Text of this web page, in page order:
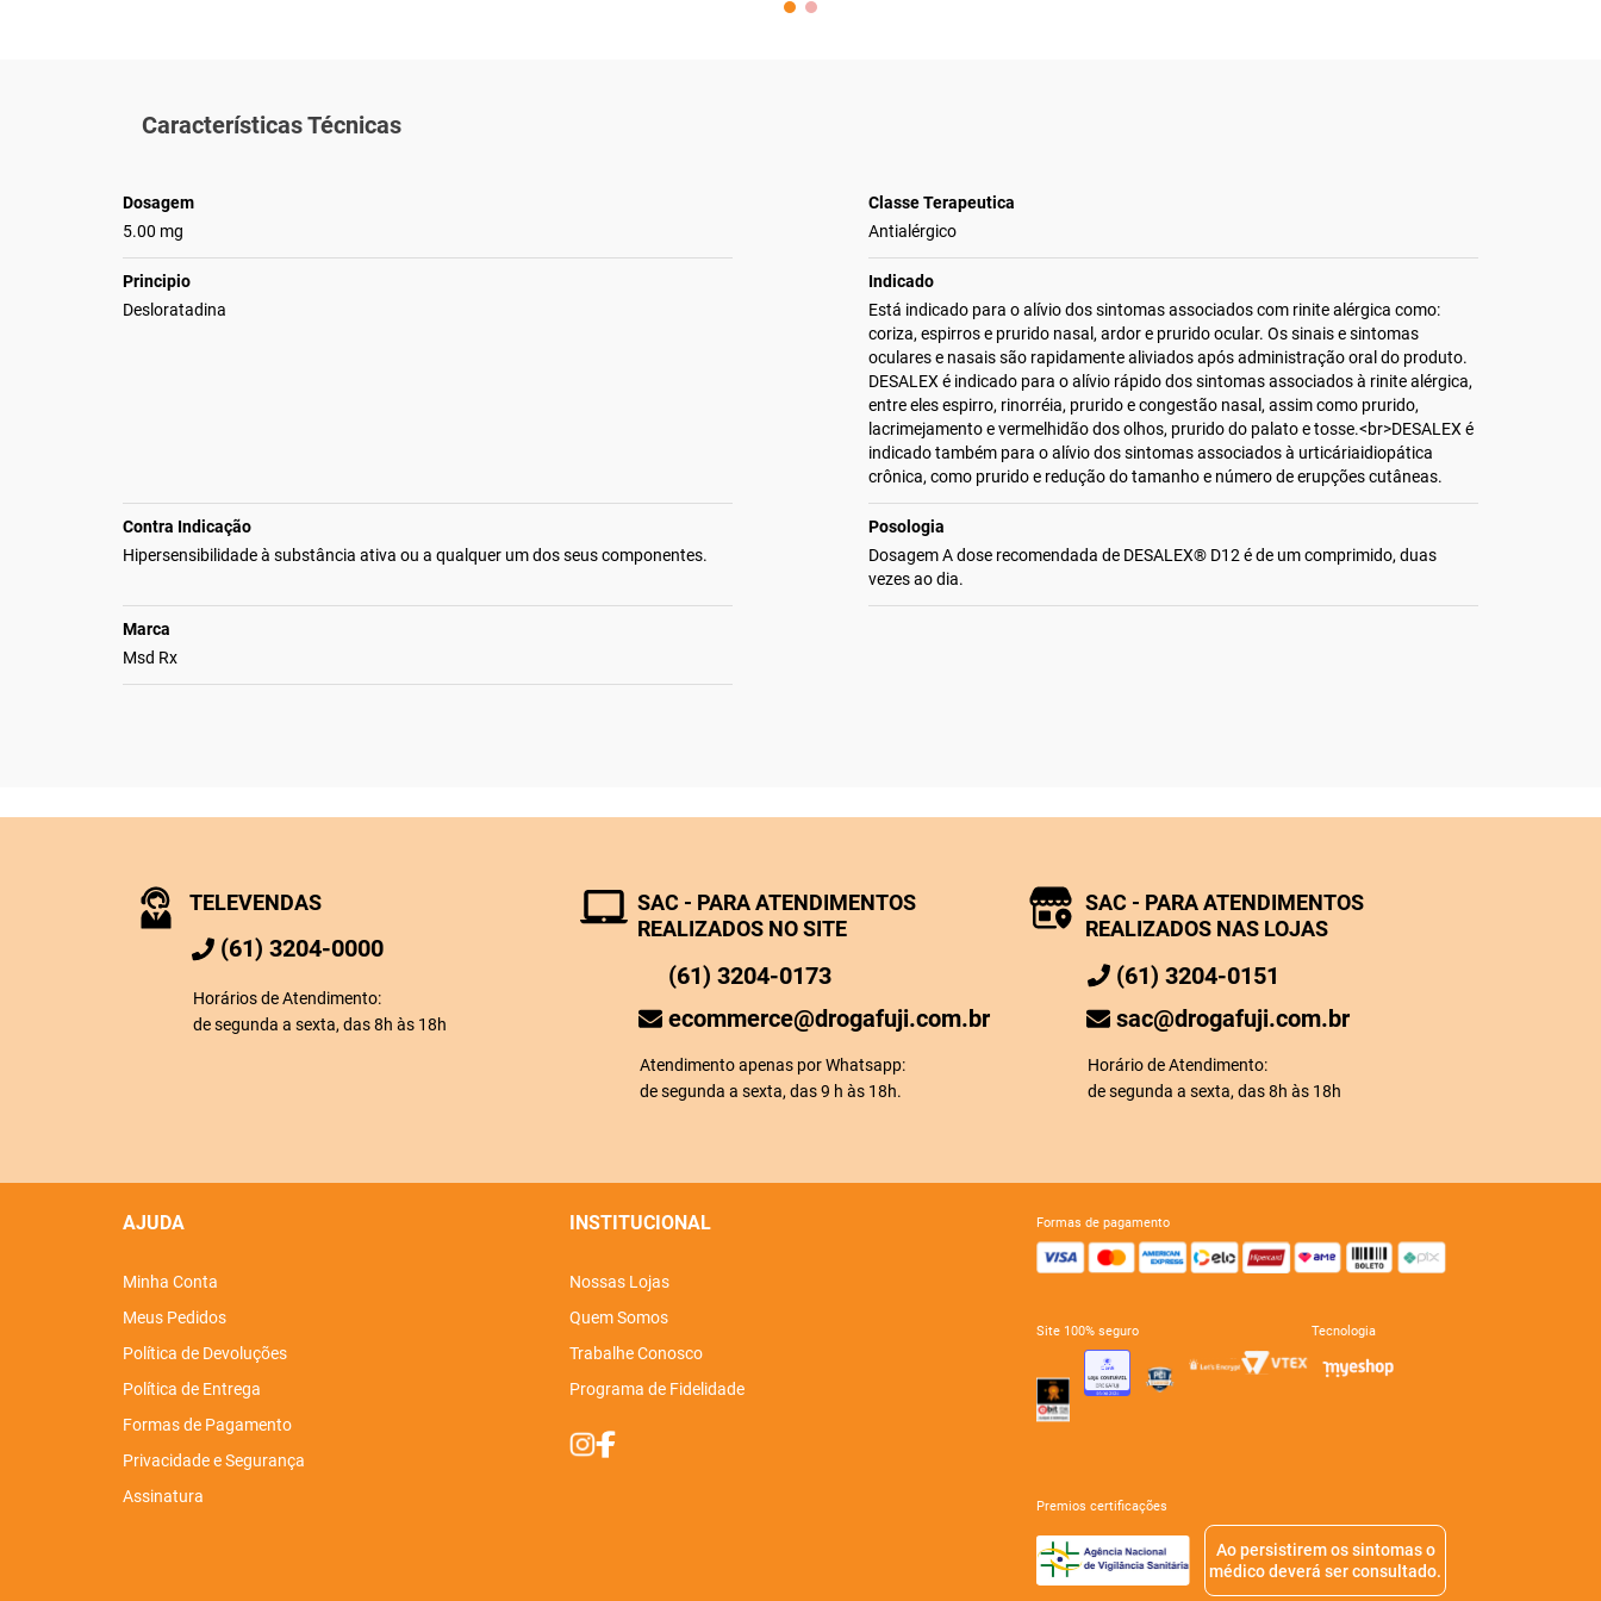
Características Técnicas
Dosagem
5.00 mg
Classe Terapeutica
Antialérgico
Principio
Desloratadina
Indicado
Está indicado para o alívio dos sintomas associados com rinite alérgica como:
coriza, espirros e prurido nasal, ardor e prurido ocular. Os sinais e sintomas
oculares e nasais são rapidamente aliviados após administração oral do produto.
DESALEX é indicado para o alívio rápido dos sintomas associados à rinite alérgica,
entre eles espirro, rinorréia, prurido e congestão nasal, assim como prurido,
lacrimejamento e vermelhidão dos olhos, prurido do palato e tosse.<br>DESALEX é
indicado também para o alívio dos sintomas associados à urticáriaidiopática
crônica, como prurido e redução do tamanho e número de erupções cutâneas.
Contra Indicação
Hipersensibilidade à substância ativa ou a qualquer um dos seus componentes.
Posologia
Dosagem A dose recomendada de DESALEX® D12 é de um comprimido, duas
vezes ao dia.
Marca
Msd Rx
TELEVENDAS
(61) 3204-0000
Horários de Atendimento:
de segunda a sexta, das 8h às 18h
SAC - PARA ATENDIMENTOS
REALIZADOS NO SITE
(61) 3204-0173
ecommerce@drogafuji.com.br
Atendimento apenas por Whatsapp:
de segunda a sexta, das 9 h às 18h.
SAC - PARA ATENDIMENTOS
REALIZADOS NAS LOJAS
(61) 3204-0151
sac@drogafuji.com.br
Horário de Atendimento:
de segunda a sexta, das 8h às 18h
AJUDA
Minha Conta
Meus Pedidos
Política de Devoluções
Política de Entrega
Formas de Pagamento
Privacidade e Segurança
Assinatura
INSTITUCIONAL
Nossas Lojas
Quem Somos
Trabalhe Conosco
Programa de Fidelidade
formas de pagamento
site 100% seguro tecnologia
premios certificações
Ao persistirem os sintomas o
médico deverá ser consultado.